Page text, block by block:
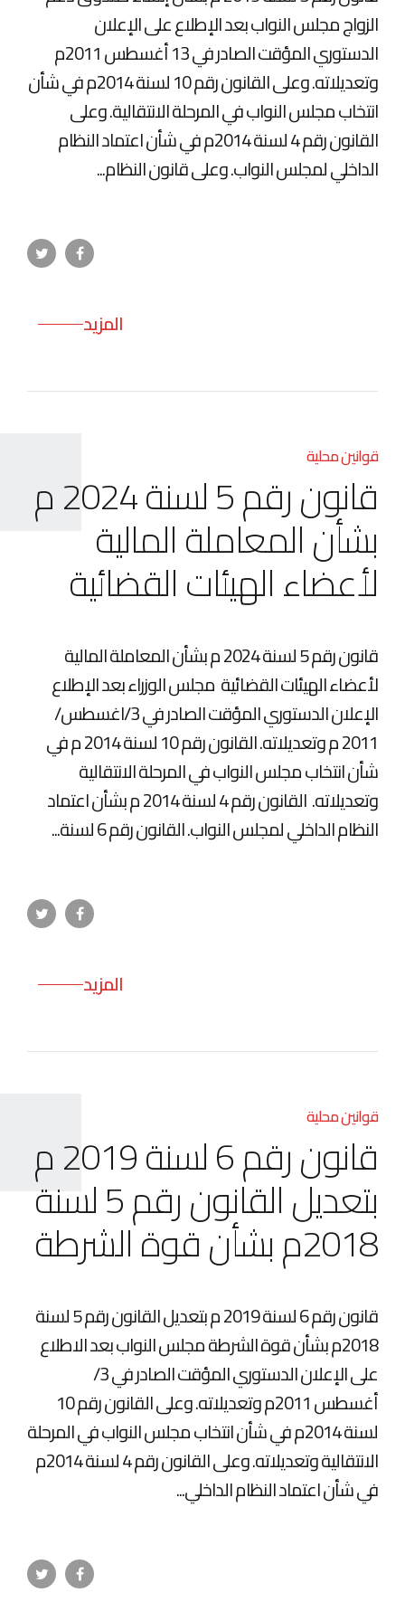
الزواج مجلس النواب بعد الإطلاع على الإعلان
الدستوري المؤقت الصادر في 13 أغسطس 2011م
وتعديلاته. وعلى القانون رقم 10 لسنة 2014م في شأن
انتخاب مجلس النواب في المرحلة الانتقالية. وعلى
القانون رقم 4 لسنة 2014م في شأن اعتماد النظام
الداخلي لمجلس النواب. وعلى قانون النظام...
المزيد
قوانين محلية
قانون رقم 5 لسنة 2024 م
بشأن المعاملة المالية
لأعضاء الهيئات القضائية
قانون رقم 5 لسنة 2024 م بشأن المعاملة المالية
لأعضاء الهيئات القضائية مجلس الوزراء بعد الإطلاع
الإعلان الدستوري المؤقت الصادر في 3/اغسطس/
2011 م وتعديلاته. القانون رقم 10 لسنة 2014 م في
شأن انتخاب مجلس النواب في المرحلة الانتقالية
وتعديلاته. القانون رقم 4 لسنة 2014 م بشأن اعتماد
النظام الداخلي لمجلس النواب. القانون رقم 6 لسنة...
المزيد
قوانين محلية
قانون رقم 6 لسنة 2019 م
بتعديل القانون رقم 5 لسنة
2018م بشأن قوة الشرطة
قانون رقم 6 لسنة 2019 م بتعديل القانون رقم 5 لسنة
2018م بشأن قوة الشرطة مجلس النواب بعد الاطلاع
على الإعلان الدستوري المؤقت الصادر في 3/
أغسطس 2011م وتعديلاته. وعلى القانون رقم 10
لسنة 2014م في شأن انتخاب مجلس النواب في المرحلة
الانتقالية وتعديلاته. وعلى القانون رقم 4 لسنة 2014م
في شأن اعتماد النظام الداخلي...